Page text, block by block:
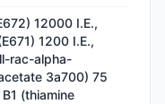
12000 I.E.,
1200 I.E.,
rac-alpha-
3a700) 75
(thiamine